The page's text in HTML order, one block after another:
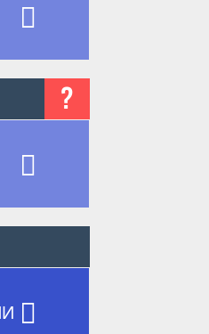

?

